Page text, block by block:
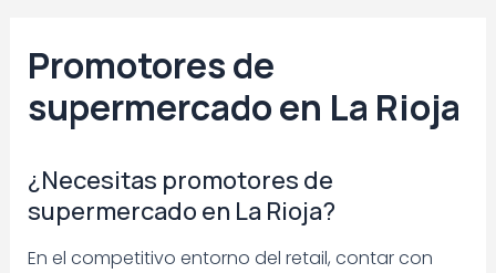
Promotores de
supermercado en La Rioja
¿Necesitas promotores de
supermercado en La Rioja?
En el competitivo entorno del retail, contar con